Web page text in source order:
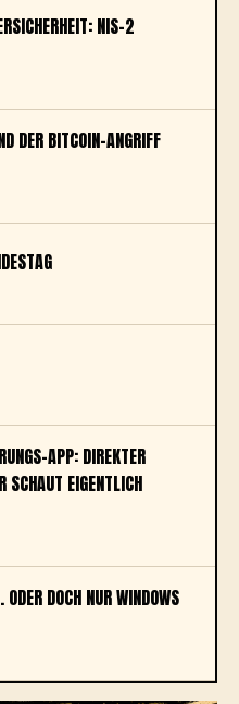
NIS-2
DER BITCOIN-ANGRIFF
APP: DIREKTER Z
EIGENTLICH Z
DOCH NUR WINDOWS